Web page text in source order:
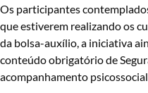
Os participantes
que estiverem realizando os
da bolsa-auxílio, a iniciativa
conteúdo obrigatório de
acompanhamento